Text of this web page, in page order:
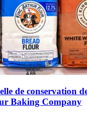
de conservation
Baking Company